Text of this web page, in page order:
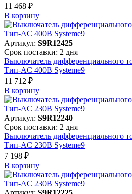
11 468 ₽
В корзинy
Артикул: S9R12425
Срок поставки: 2 дня
Выключатель дифференциального
Тип-AC 400В Systeme9
11 712 ₽
В корзинy
Артикул: S9R12240
Срок поставки: 2 дня
Выключатель дифференциального
Тип-AC 230В Systeme9
7 198 ₽
В корзинy